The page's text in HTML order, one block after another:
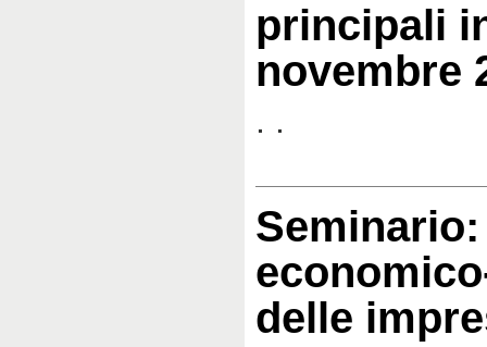
principali
novembre
. .
delle